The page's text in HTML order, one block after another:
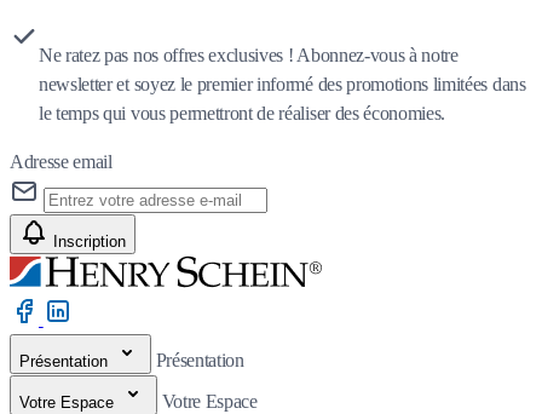
Ne ratez pas nos offres exclusives ! Abonnez-vous à notre
newsletter et soyez le premier informé des promotions limitées dans
le temps qui vous permettront de réaliser des économies.
Adresse email
Inscription
Présentation Présentation
Votre Espace Votre Espace